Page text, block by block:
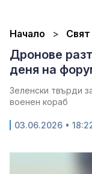
Начало Свят
Дронове
деня на
Зеленски твърди
военен кораб
03.06.2026 •